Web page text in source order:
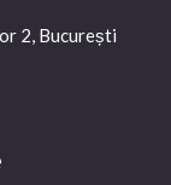
2, București